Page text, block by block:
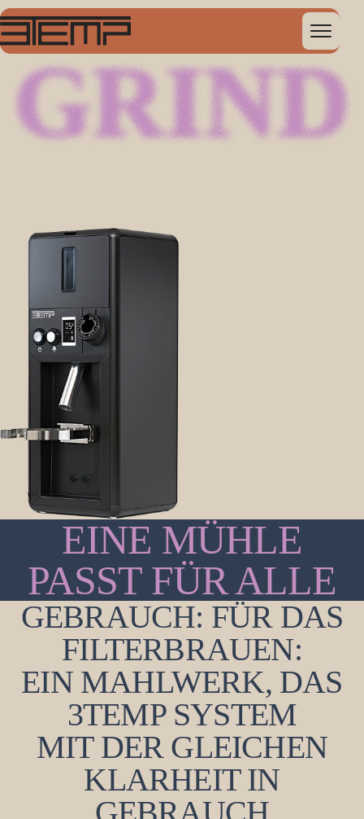
GRIND
GRIND
EINE MÜHLE
PASST FÜR ALLE
GEBRAUCH: FÜR DAS
FILTERBRAUEN:
EIN MAHLWERK, DAS
3TEMP SYSTEM
MIT DER GLEICHEN
KLARHEIT IN